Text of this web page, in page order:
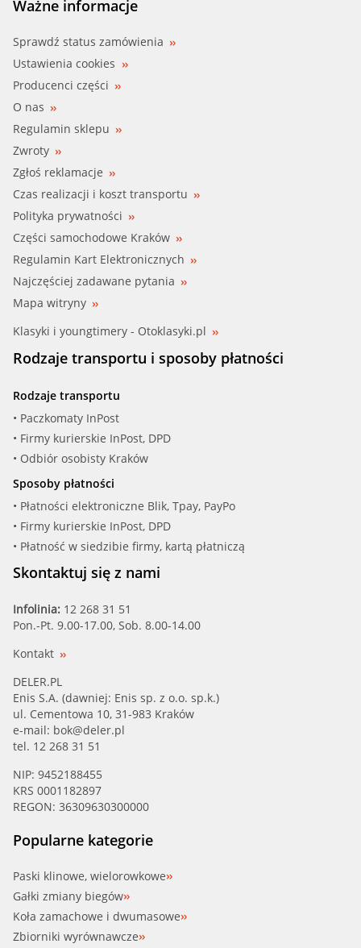
Ważne informacje
Sprawdź status zamówienia
Ustawienia cookies
Producenci części
O nas
Regulamin sklepu
Zwroty
Zgłoś reklamacje
Czas realizacji i koszt transportu
Polityka prywatności
Części samochodowe Kraków
Regulamin Kart Elektronicznych
Najczęściej zadawane pytania
Mapa witryny
Klasyki i youngtimery - Otoklasyki.pl
Rodzaje transportu i sposoby płatności
Rodzaje transportu
• Paczkomaty InPost
• Firmy kurierskie InPost, DPD
• Odbiór osobisty Kraków
Sposoby płatności
• Płatności elektroniczne Blik, Tpay, PayPo
• Firmy kurierskie InPost, DPD
• Płatność w siedzibie firmy, kartą płatniczą
Skontaktuj się z nami
Infolinia: 12 268 31 51
Pon.-Pt. 9.00-17.00, Sob. 8.00-14.00
Kontakt
DELER.PL
Enis S.A. (dawniej: Enis sp. z o.o. sp.k.)
ul. Cementowa 10, 31-983 Kraków
e-mail: bok@deler.pl
tel. 12 268 31 51
NIP: 9452188455
KRS 0001182897
REGON: 36309630300000
Popularne kategorie
Paski klinowe, wielorowkowe
Gałki zmiany biegów
Koła zamachowe i dwumasowe
Zbiorniki wyrównawcze